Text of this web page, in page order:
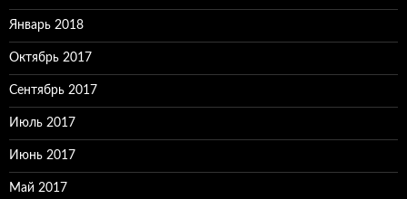
Январь 2018
Октябрь 2017
Сентябрь 2017
Июль 2017
Июнь 2017
Май 2017